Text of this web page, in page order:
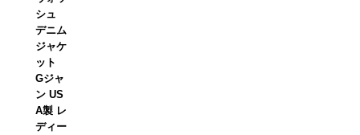
シュ
デニム
ジャケ
ット
Gジャ
ン US
A製 レ
ディー